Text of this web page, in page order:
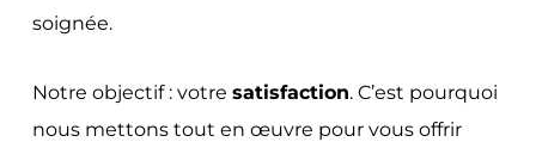
soignée.
Notre objectif : votre satisfaction. C’est pourquoi
nous mettons tout en œuvre pour vous offrir